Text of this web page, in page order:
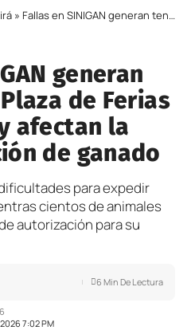
» Fallas en SINIGAN generan tensión en la Plaza de Ferias de Zipaquirá y afectan la comercialización de ganado
generan
de Ferias
afectan la
de ganado
para expedir
cientos de animales
autorización para su
7:02 PM
6 Min De Lectura